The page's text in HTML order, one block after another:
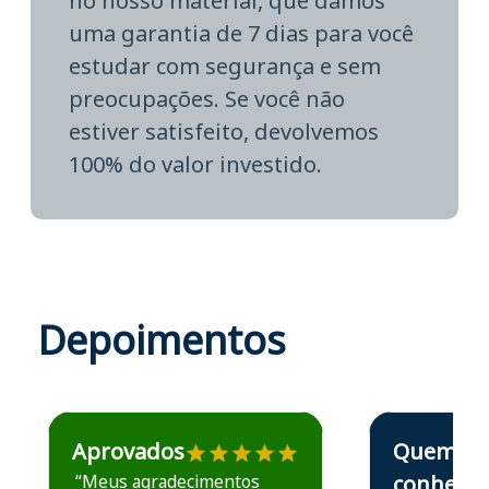
uma garantia de 7 dias para você
estudar com segurança e sem
preocupações. Se você não
estiver satisfeito, devolvemos
100% do valor investido.
Depoimentos
Estudante José recomenda o Aprova Concursos em
Aprovados
“Meus agradecimentos
Estudante Elais
Quem